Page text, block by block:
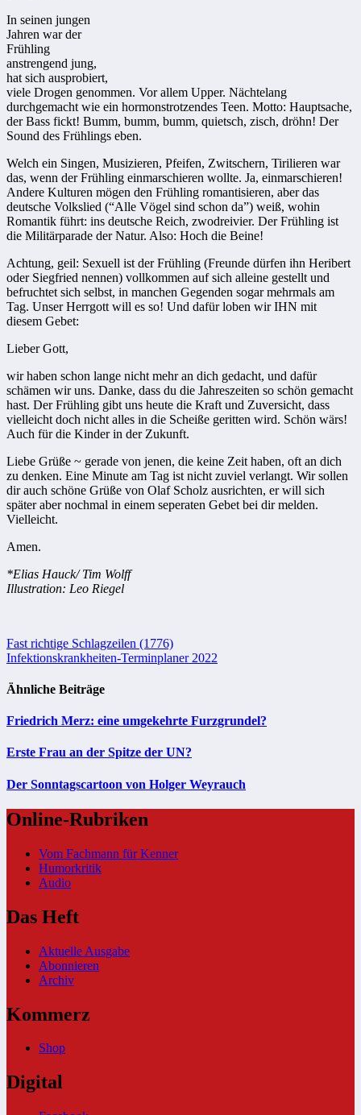
In seinen jungen
Jahren war der
Frühling
anstrengend jung,
hat sich ausprobiert,
viele Drogen genommen. Vor allem Upper. Nächtelang
durchgemacht wie ein hormonstrotzendes Teen. Motto: Hauptsache,
der Bass fickt! Bumm, bumm, bumm, quietsch, zisch, dröhn! Der
Sound des Frühlings eben.
Welch ein Singen, Musizieren, Pfeifen, Zwitschern, Tirilieren war
das, wenn der Frühling einmarschieren wollte. Ja, einmarschieren!
Andere Kulturen mögen den Frühling romantisieren, aber das
deutsche Volkslied (“Alle Vögel sind schon da”) weiß, wohin
Romantik führt: ins deutsche Reich, zwodreivier. Der Frühling ist
die Militärparade der Natur. Also: Hoch die Beine!
Achtung, geil: Sexuell ist der Frühling (Freunde dürfen ihn Heribert
oder Siegfried nennen) vollkommen auf sich alleine gestellt und
befruchtet sich selbst, in manchen Gegenden sogar mehrmals am
Tag. Unser Herrgott will es so! Und dafür loben wir IHN mit
diesem Gebet:
Lieber Gott,
wir haben schon lange nicht mehr an dich gedacht, und dafür
schämen wir uns. Danke, dass du die Jahreszeiten so schön gemacht
hast. Der Frühling gibt uns heute die Kraft und Zuversicht, dass
vielleicht doch nicht alles in die Scheiße geritten wird. Schön wärs!
Auch für die Kinder in der Zukunft.
Liebe Grüße ~ gerade von jenen, die keine Zeit haben, oft an dich
zu denken. Eine Minute am Tag ist nicht zuviel verlangt. Wir sollen
dir auch schöne Grüße von Olaf Scholz ausrichten, er will sich
später aber nochmal in einem seperaten Gebet bei dir melden.
Vielleicht.
Amen.
*Elias Hauck/ Tim Wolff
Illustration: Leo Riegel
Beitragsnavigation
Fast richtige Schlagzeilen (1776)
Infektionskrankheiten-Ter­min­pla­ner 2022
Ähnliche Beiträge
Friedrich Merz: eine umgekehrte Furzgrundel?
Erste Frau an der Spitze der UN?
Der Sonntagscartoon von Holger Weyrauch
Online-Rubriken
Vom Fachmann für Kenner
Humorkritik
Audio
Das Heft
Aktuelle Ausgabe
Abonnieren
Archiv
Kommerz
Shop
Digital